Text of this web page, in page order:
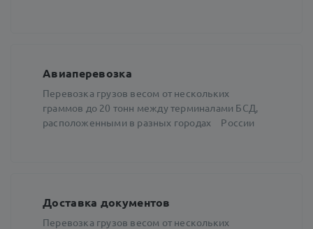
Авиаперевозка
Перевозка грузов весом от нескольких
граммов до 20 тонн между терминалами БСД,
расположенными в разных городах России
Доставка документов
Перевозка грузов весом от нескольких